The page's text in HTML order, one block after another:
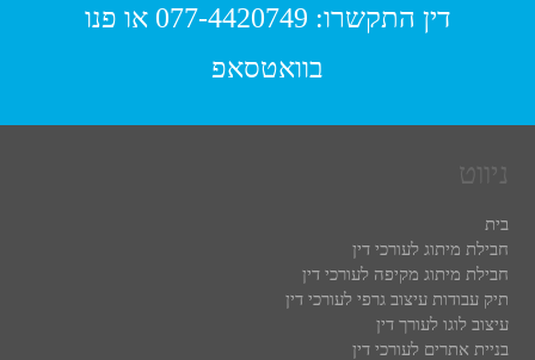
דין התקשרו: 077-4420749 או פנו
בוואטסאפ
ניווט
בית
חבילת מיתוג לעורכי דין
חבילת מיתוג מקיפה לעורכי דין
תיק עבודות עיצוב גרפי לעורכי דין
עיצוב לוגו לעורך דין
בניית אתרים לעורכי דין